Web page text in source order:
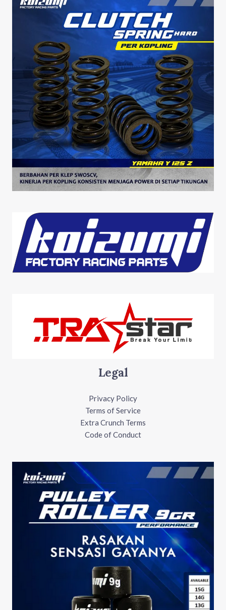
Legal
Privacy Policy
Terms of Service
Extra Crunch Terms
Code of Conduct